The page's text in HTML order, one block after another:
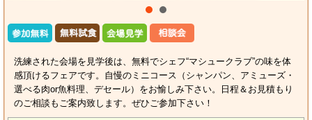
洗練された会場を見学後は、無料でシェフ“マシュークラブ”の味を体
感頂けるフェアです。自慢のミニコース（シャンパン、アミューズ・
選べる肉or魚料理、デセール）をお愉しみ下さい。日程＆お見積もり
のご相談もご案内致します。ぜひご参加下さい！